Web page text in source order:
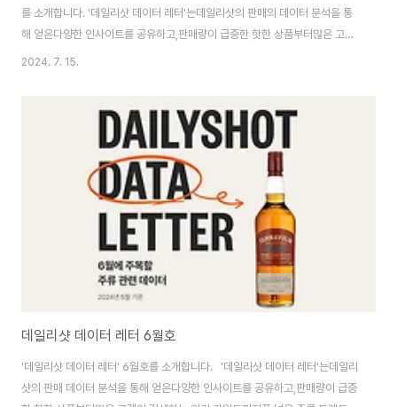
를 소개합니다. '데일리샷 데이터 레터'는데일리샷의 판매의 데이터 분석을 통
해 얻은다양한 인사이트를 공유하고,판매량이 급증한 핫한 상품부터많은 고객
이 검색하는 인기 키워드까지폭 넓은 주류 트렌드를 다루는 콘텐츠입니다. 그
기준) 6월에는 CU 픽업의 영향으로 하이네켄이 맥주 부문 1위를 차지했네요!
그리고 특가 판매되어 바이럴이 돌았던 탈리스커 씨 팔리 에디션이 위스키 부
문 1위를 차지했어요. 와인은 첸토리 모스카토 디 파비아가 1위, 그리고 합리적
인 가격대의 증류식 소..
2024. 7. 15.
데일리샷 데이터 레터 6월호
'데일리샷 데이터 레터' 6월호를 소개합니다. '데일리샷 데이터 레터'는데일리
샷의 판매 데이터 분석을 통해 얻은다양한 인사이트를 공유하고,판매량이 급증